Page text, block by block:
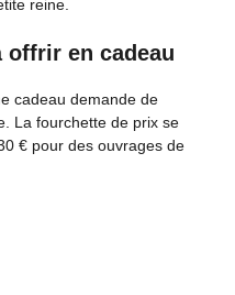
reine.
offrir en cadeau
cadeau demande de
La fourchette de prix se
€ pour des ouvrages de